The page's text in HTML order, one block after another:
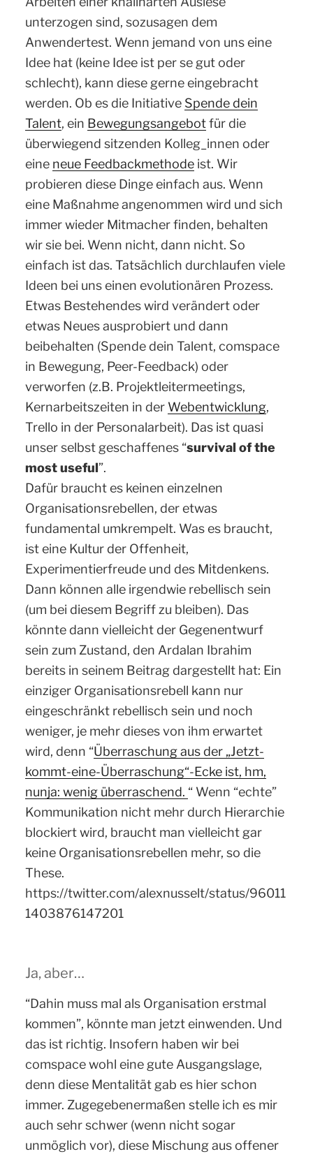
unterzogen sind, sozusagen dem
Anwendertest. Wenn jemand von uns eine
Idee hat (keine Idee ist per se gut oder
schlecht), kann diese gerne eingebracht
werden. Ob es die Initiative Spende dein
Talent, ein Bewegungsangebotfür die
überwiegend sitzenden Kolleg_innen oder
eine neue Feedbackmethode ist. Wir
probieren diese Dinge einfach aus. Wenn
eine Maßnahme angenommen wird und sich
immer wieder Mitmacher finden, behalten
wir sie bei. Wenn nicht, dann nicht. So
einfach ist das. Tatsächlich durchlaufen viele
Ideen bei uns einen evolutionären Prozess.
Etwas Bestehendes wird verändert oder
etwas Neues ausprobiert und dann
beibehalten (Spende dein Talent, comspace
in Bewegung, Peer-Feedback) oder
verworfen (z.B. Projektleitermeetings,
Kernarbeitszeiten in der Webentwicklung,
Trello in der Personalarbeit). Das ist quasi
unser selbst geschaffenes “survival of the
most useful”.
Dafür braucht es keinen einzelnen
Organisationsrebellen, der etwas
fundamental umkrempelt. Was es braucht,
ist eine Kultur der Offenheit,
Experimentierfreude und des Mitdenkens.
Dann können alle irgendwie rebellisch sein
(um bei diesem Begriff zu bleiben). Das
könnte dann vielleicht der Gegenentwurf
sein zum Zustand, den Ardalan Ibrahim
bereits in seinem Beitrag dargestellt hat: Ein
einziger Organisationsrebell kann nur
eingeschränkt rebellisch sein und noch
weniger, je mehr dieses von ihm erwartet
wird, denn “Überraschung aus der „Jetzt-
kommt-eine-Überraschung“-Ecke ist, hm,
nunja: wenig überraschend. “ Wenn “echte”
Kommunikation nicht mehr durch Hierarchie
blockiert wird, braucht man vielleicht gar
keine Organisationsrebellen mehr, so die
These.
https://twitter.com/alexnusselt/status/96011
1403876147201
Ja, aber…
“Dahin muss mal als Organisation erstmal
kommen”, könnte man jetzt einwenden. Und
das ist richtig. Insofern haben wir bei
comspace wohl eine gute Ausgangslage,
denn diese Mentalität gab es hier schon
immer. Zugegebenermaßen stelle ich es mir
auch sehr schwer (wenn nicht sogar
unmöglich vor), diese Mischung aus offener